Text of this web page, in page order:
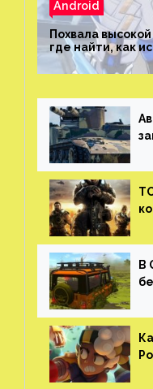
Android
Похвала
где найти, как
скрытые
В